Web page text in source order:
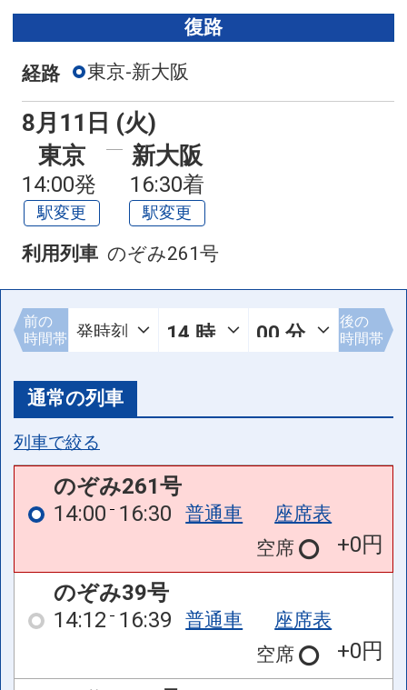
復路
経路 東京-新大阪
8月11日 (火)
東京
14:00発
駅変更
新大阪
16:30着
駅変更
利用列車 のぞみ261号
前の
時間帯
後の
時間帯
通常の列車
列車で絞る
のぞみ261号
14:00 16:30 普通車
座席表
空席
+0円
のぞみ39号
14:12 16:39 普通車
座席表
空席
+0円